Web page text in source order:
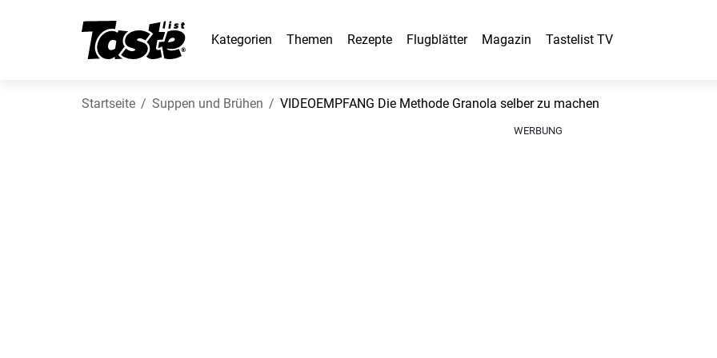
Kategorien Themen Rezepte Flugblätter Magazin Tastelist TV
Startseite Suppen und Brühen VIDEOEMPFANG Die Methode Granola selber zu machen
WERBUNG